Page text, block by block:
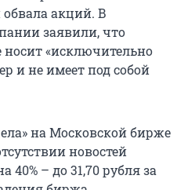
акций. В
заявили, что
«исключительно
и не имеет под собой
на Московской бирже
новостей
40% – до 31,70 рубля за